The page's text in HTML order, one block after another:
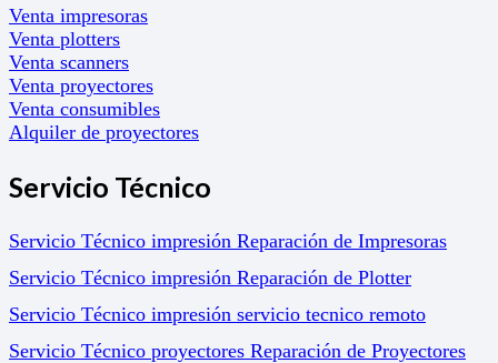
Venta impresoras
Venta plotters
Venta scanners
Venta proyectores
Venta consumibles
Alquiler de proyectores
Servicio Técnico
Servicio Técnico impresión Reparación de Impresoras
Servicio Técnico impresión Reparación de Plotter
Servicio Técnico impresión servicio tecnico remoto
Servicio Técnico proyectores Reparación de Proyectores